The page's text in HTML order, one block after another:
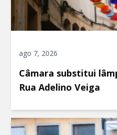
ago 7, 2026
Câmara substitui
Rua Adelino Veiga